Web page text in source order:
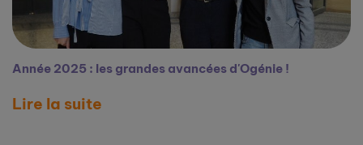
Année 2025 : les grandes avancées d'Ogénie !
Lire la suite